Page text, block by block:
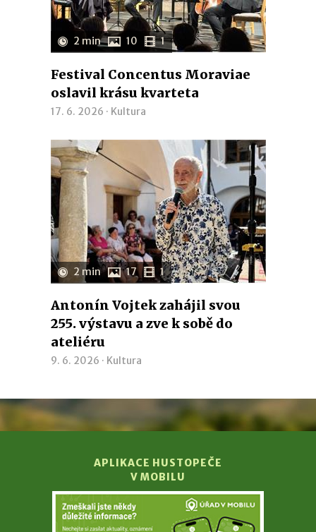
2 min 10 1
Festival Concentus Moraviae
oslavil krásu kvarteta
17. 6. 2026 · Kultura
2 min 17 1
Antonín Vojtek zahájil svou
255. výstavu a zve k sobě do
ateliéru
9. 6. 2026 · Kultura
APLIKACE HUSTOPEČE
V MOBILU